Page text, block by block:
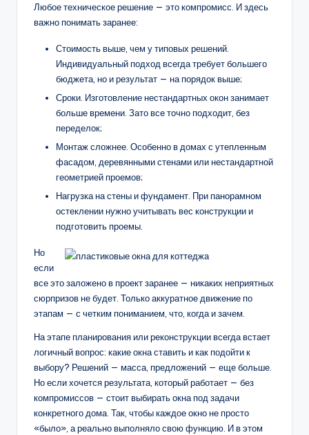
Любое техническое решение — это компромисс. И здесь
важно понимать заранее:
Стоимость выше, чем у типовых решений.
Индивидуальный подход всегда требует большего
бюджета, но и результат — на порядок выше;
Сроки. Изготовление нестандартных окон занимает
больше времени. Зато все точно подходит, без
переделок;
Монтаж сложнее. Особенно в домах с утепленным
фасадом, деревянными стенами или нестандартной
геометрией проемов;
Нагрузка на стены и фундамент. При панорамном
остеклении нужно учитывать вес конструкции и
подготовить проемы.
Но
если
все это заложено в проект заранее — никаких неприятных
сюрпризов не будет. Только аккуратное движение по
этапам — с четким пониманием, что, когда и зачем.
На этапе планирования или реконструкции всегда встает
логичный вопрос: какие окна ставить и как подойти к
выбору? Решений — масса, предложений — еще больше.
Но если хочется результата, который работает — без
компромиссов — стоит выбирать окна под задачи
конкретного дома. Так, чтобы каждое окно не просто
«было», а реально выполняло свою функцию. И в этом